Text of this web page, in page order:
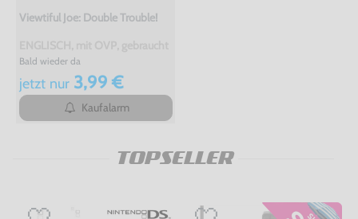
Viewtiful Joe: Double Trouble!
Bald wieder da
jetzt nur3,99 €
Kaufalarm
TOPSELLER